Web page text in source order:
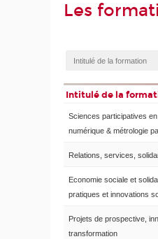
Les
Intitulé de la
Sciences participatives
numérique & métrologie
Relations, services,
Economie sociale et
pratiques et innovations
Projets de prospective,
transformation